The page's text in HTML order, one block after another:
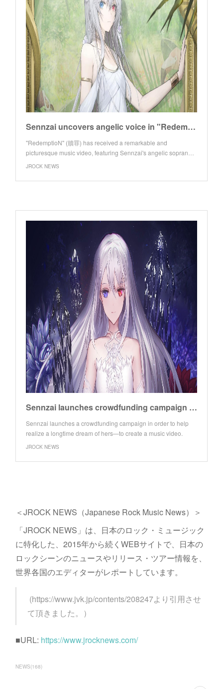
Sennzai uncovers angelic voice in "RedemptioN" from 5th album
"RedemptioN" (贖罪) has received a remarkable and
picturesque music video, featuring Sennzai's angelic sopran…
JROCK NEWS
Sennzai launches crowdfunding campaign to fulfill longtime dream
Sennzai launches a crowdfunding campaign in order to help
realize a longtime dream of hers—to create a music video.
JROCK NEWS
＜JROCK NEWS（Japanese Rock Music News）＞
「JROCK NEWS」は、日本のロック・ミュージック
に特化した、2015年から続くWEBサイトで、日本の
ロックシーンのニュースやリリース・ツアー情報を、
世界各国のエディターがレポートしています。
(https://www.jvk.jp/contents/208247より引用させ
て頂きました。）
■URL: https://www.jrocknews.com/
NEWS(168)